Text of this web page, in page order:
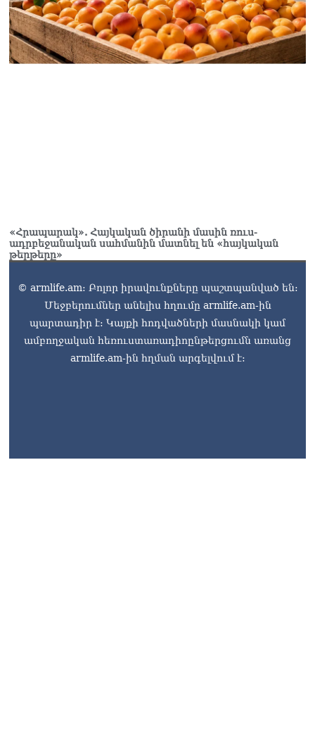
«Հրապարակ». Հայկական ծիրանի մասին ռուս-
ադրբեջանական սահմանին մատնել են «հայկական
թերթերը»
© armlife.am: Բոլոր իրավունքները պաշտպանված են:
Մեջբերումներ անելիս հղումը armlife.am-ին
պարտադիր է: Կայքի հոդվածների մասնակի կամ
ամբողջական հեռուստառադիոընթերցումն առանց
armlife.am-ին հղման արգելվում է: